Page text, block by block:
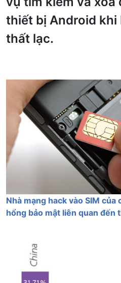
thiết bị Android khi
thất lạc.
Nhà mạng hack vào SIM của
hổng bảo mật liên quan đến